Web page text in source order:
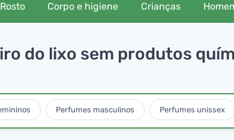
Rosto Corpo e higiene Crianças
do lixo sem produtos
Perfumes masculinos Perfumes unissex